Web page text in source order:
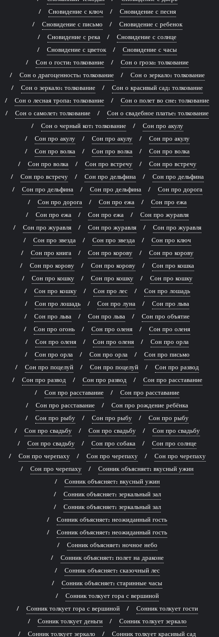
Сновидение с ключ
Сновидение с песня
Сновидение с письмо
Сновидение с ребенок
Сновидение с река
Сновидение с солнце
Сновидение с цветок
Сновидение с часы
Сон о гости: толкование
Сон о гроза: толкование
Сон о драгоценность: толкование
Сон о зеркало: толкование
Сон о зеркало: толкование
Сон о красивый сад: толкование
Сон о лесная тропа: толкование
Сон о полет во сне: толкование
Сон о самолет: толкование
Сон о свадебное платье: толкование
Сон о черный кот: толкование
Сон про акулу
Сон про акулу
Сон про акулу
Сон про акулу
Сон про волка
Сон про волка
Сон про волка
Сон про волка
Сон про встречу
Сон про встречу
Сон про встречу
Сон про дельфина
Сон про дельфина
Сон про дельфина
Сон про дельфина
Сон про дорога
Сон про дорога
Сон про ежа
Сон про ежа
Сон про ежа
Сон про ежа
Сон про журавля
Сон про журавля
Сон про журавля
Сон про журавля
Сон про звезда
Сон про звезда
Сон про ключ
Сон про книга
Сон про корову
Сон про корову
Сон про корову
Сон про корову
Сон про кошка
Сон про кошку
Сон про кошку
Сон про кошку
Сон про кошку
Сон про лес
Сон про лошадь
Сон про лошадь
Сон про луна
Сон про льва
Сон про льва
Сон про льва
Сон про объятие
Сон про огонь
Сон про оленя
Сон про оленя
Сон про оленя
Сон про оленя
Сон про орла
Сон про орла
Сон про орла
Сон про письмо
Сон про поцелуй
Сон про поцелуй
Сон про развод
Сон про развод
Сон про развод
Сон про расставание
Сон про расставание
Сон про расставание
Сон про расставание
Сон про рождение ребёнка
Сон про рыбу
Сон про рыбу
Сон про рыбу
Сон про свадьбу
Сон про свадьбу
Сон про свадьбу
Сон про свадьбу
Сон про собака
Сон про солнце
Сон про черепаху
Сон про черепаху
Сон про черепаху
Сон про черепаху
Сонник объясняет: вкусный ужин
Сонник объясняет: вкусный ужин
Сонник объясняет: зеркальный зал
Сонник объясняет: зеркальный зал
Сонник объясняет: неожиданный гость
Сонник объясняет: неожиданный гость
Сонник объясняет: ночное небо
Сонник объясняет: полет на драконе
Сонник объясняет: сказочный лес
Сонник объясняет: старинные часы
Сонник толкует гора с вершиной
Сонник толкует гора с вершиной
Сонник толкует гости
Сонник толкует деньги
Сонник толкует зеркало
Сонник толкует зеркало
Сонник толкует красивый сад